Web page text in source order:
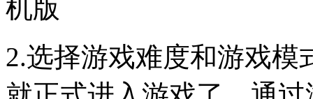
2.选择游戏难度和游戏